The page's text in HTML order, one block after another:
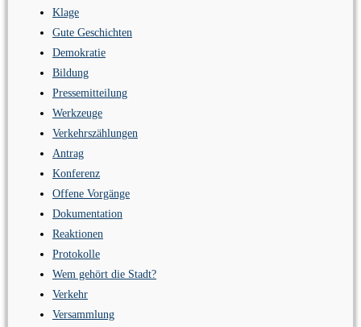
Klage
Gute Geschichten
Demokratie
Bildung
Pressemitteilung
Werkzeuge
Verkehrszählungen
Antrag
Konferenz
Offene Vorgänge
Dokumentation
Reaktionen
Protokolle
Wem gehört die Stadt?
Verkehr
Versammlung